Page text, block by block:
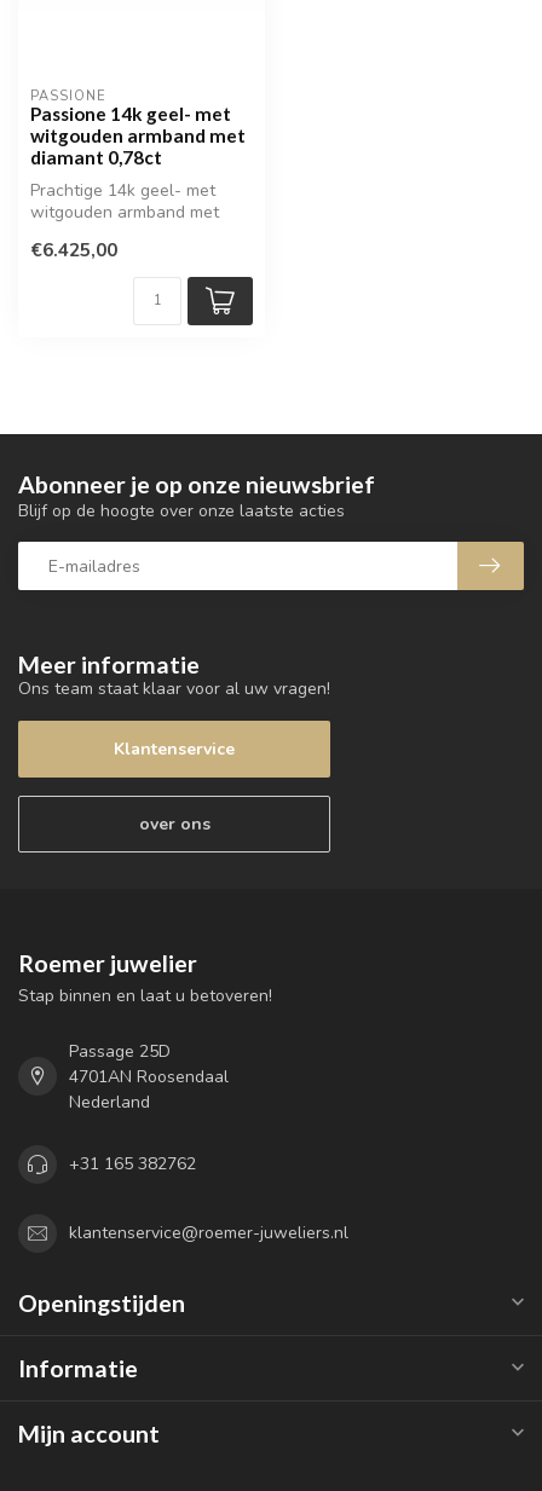
PASSIONE
Passione 14k geel- met
witgouden armband met
diamant 0,78ct
Prachtige 14k geel- met
witgouden armband met
€6.425,00
Meer informatie
Ons team staat klaar voor al uw vragen!
Klantenservice
over ons
Abonneer je op onze nieuwsbrief
Blijf op de hoogte over onze laatste acties
Roemer juwelier
Stap binnen en laat u betoveren!
Passage 25D
4701AN Roosendaal
Nederland
+31 165 382762
klantenservice@roemer-juweliers.nl
Openingstijden
Informatie
Mijn account